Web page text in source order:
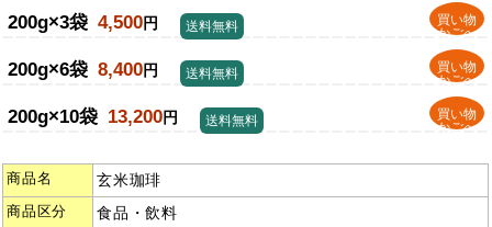
200g×3袋 4,500円
買い物
かごへ
送料無料
200g×6袋 8,400円
買い物
かごへ
送料無料
200g×10袋 13,200円
買い物
かごへ
送料無料
商品名 玄米珈琲
商品区分 食品・飲料